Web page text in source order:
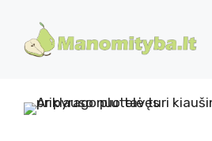
turinio